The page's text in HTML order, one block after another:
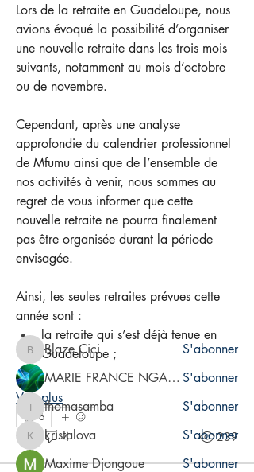
Lors de la retraite en Guadeloupe, nous
avions évoqué la possibilité d’organiser
une nouvelle retraite dans les trois mois
suivants, notamment au mois d’octobre
ou de novembre.
Cependant, après une analyse
approfondie du calendrier professionnel
de Mfumu ainsi que de l’ensemble de
nos activités à venir, nous sommes au
regret de vous informer que cette
nouvelle retraite ne pourra finalement
pas être organisée durant la période
envisagée.
Ainsi, les seules retraites prévues cette
année sont :
la retraite qui s’est déjà tenue en
Guadeloupe ;
Voir plus
6
4 239
À propos
Bienvenue dans le groupe ! Bienvenue
dans ce groupe d’inf
membres
Blaze.Cici
Blaze.Cici
S'abonner
MARIE FRANCE NGA Gâtaki S'abonner
thomasamba
thomasamba S'abonner
kristalova
kristalova
S'abonner
Maxime Djongoue
S'abonner